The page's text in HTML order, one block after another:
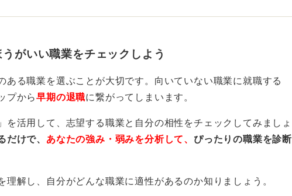
所で比較できる利点を最大限に活かし、社員の雰囲気や話の
てください。
分が惹かれる点や、逆に違和感を覚えるポイントを書き留め
、Webサイトの情報だけでは得られない自分に合う企業の条
です。
がいい職業をチェックしよう
ある職業を選ぶことが大切です。向いていない職業に就職する
プから早期の退職に繋がってしまいます。
」を活用して、志望する職業と自分の相性をチェックしてみましょ
だけで、 あなたの強み・弱みを分析して、 ぴったりの職業を診断
理解し、自分がどんな職業に適性があるのか知りましょう。